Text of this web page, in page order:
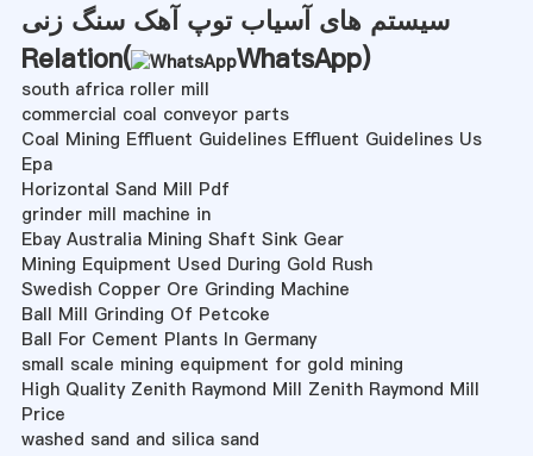
سیستم های آسیاب توپ آهک سنگ زنی
Relation(
WhatsApp)
south africa roller mill
commercial coal conveyor parts
Coal Mining Effluent Guidelines Effluent Guidelines Us
Epa
Horizontal Sand Mill Pdf
grinder mill machine in
Ebay Australia Mining Shaft Sink Gear
Mining Equipment Used During Gold Rush
Swedish Copper Ore Grinding Machine
Ball Mill Grinding Of Petcoke
Ball For Cement Plants In Germany
small scale mining equipment for gold mining
High Quality Zenith Raymond Mill Zenith Raymond Mill
Price
washed sand and silica sand